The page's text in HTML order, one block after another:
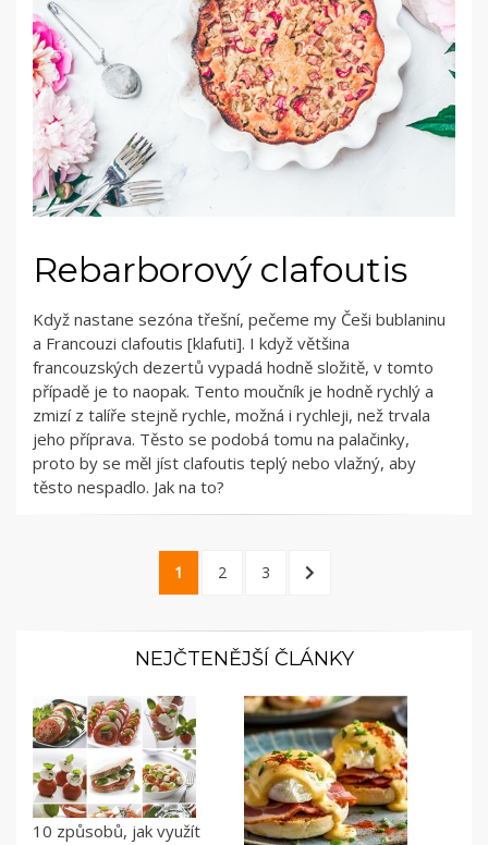
Rebarborový clafoutis
Když nastane sezóna třešní, pečeme my Češi bublaninu
a Francouzi clafoutis [klafuti]. I když většina
francouzských dezertů vypadá hodně složitě, v tomto
případě je to naopak. Tento moučník je hodně rychlý a
zmizí z talíře stejně rychle, možná i rychleji, než trvala
jeho příprava. Těsto se podobá tomu na palačinky,
proto by se měl jíst clafoutis teplý nebo vlažný, aby
těsto nespadlo. Jak na to?
StránkováníPAGE
1 PAGE
2 PAGE
3
NEXT
NEJČTENĚJŠÍ ČLÁNKY
10 způsobů, jak využít